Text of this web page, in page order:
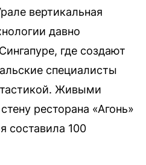
вертикальная
давно
где создают
специалисты
Живыми
ресторана «Агонь»
составила 100